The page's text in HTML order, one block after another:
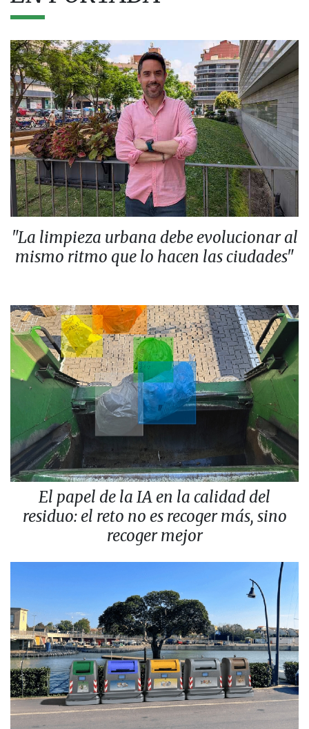
"La limpieza urbana debe evolucionar al
mismo ritmo que lo hacen las ciudades"
El papel de la IA en la calidad del
residuo: el reto no es recoger más, sino
recoger mejor